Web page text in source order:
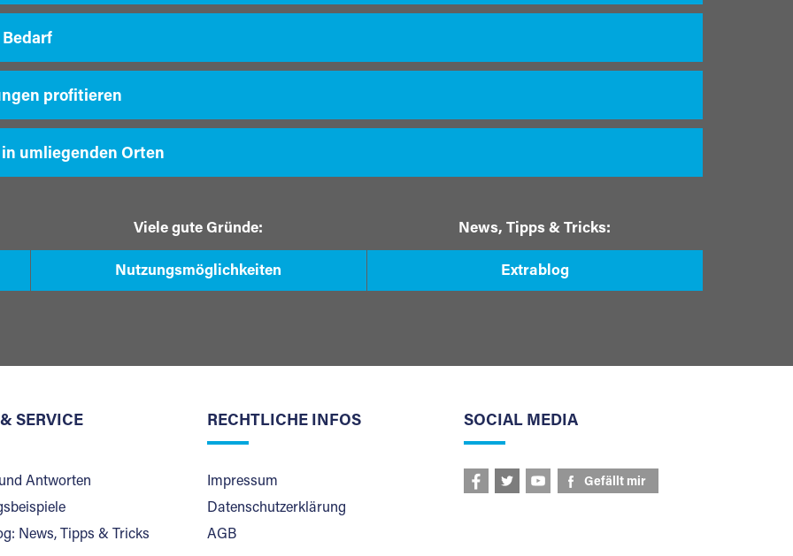
Bedarf
profitieren
umliegenden Orten
Viele gute Gründe:
Nutzungsmöglichkeiten
News, Tipps & Tricks:
Extrablog
SERVICE
Antworten
News, Tipps & Tricks
RECHTLICHE INFOS
Impressum
Datenschutzerklärung
AGB
SOCIAL MEDIA
Gefällt mir